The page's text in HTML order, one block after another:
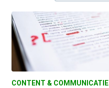
CONTENT & COMMUNICATIE